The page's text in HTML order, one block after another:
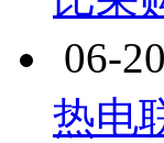
06-20
热电